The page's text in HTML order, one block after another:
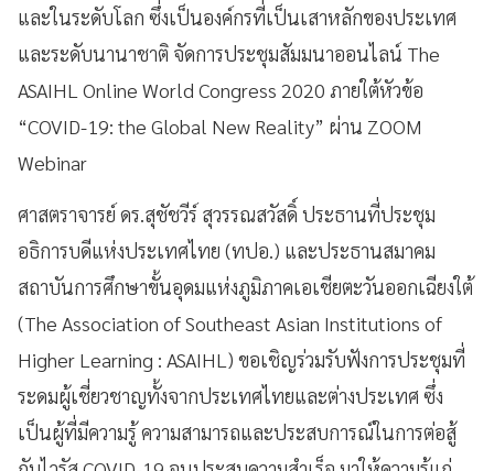
และในระดับโลก ซึ่งเป็นองค์กรที่เป็นเสาหลักของประเทศ
และระดับนานาชาติ จัดการประชุมสัมมนาออนไลน์ The
ASAIHL Online World Congress 2020 ภายใต้หัวข้อ
“COVID-19: the Global New Reality” ผ่าน ZOOM
Webinar
ศาสตราจารย์ ดร.สุชัชวีร์ สุวรรณสวัสดิ์ ประธานที่ประชุม
อธิการบดีแห่งประเทศไทย (ทปอ.) และประธานสมาคม
สถาบันการศึกษาขั้นอุดมแห่งภูมิภาคเอเชียตะวันออกเฉียงใต้
(The Association of Southeast Asian Institutions of
Higher Learning : ASAIHL) ขอเชิญร่วมรับฟังการประชุมที่
ระดมผู้เชี่ยวชาญทั้งจากประเทศไทยและต่างประเทศ ซึ่ง
เป็นผู้ที่มีความรู้ ความสามารถและประสบการณ์ในการต่อสู้